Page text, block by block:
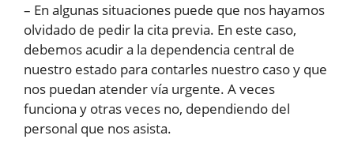
– En algunas situaciones puede que nos hayamos
olvidado de pedir la cita previa. En este caso,
debemos acudir a la dependencia central de
nuestro estado para contarles nuestro caso y que
nos puedan atender vía urgente. A veces
funciona y otras veces no, dependiendo del
personal que nos asista.